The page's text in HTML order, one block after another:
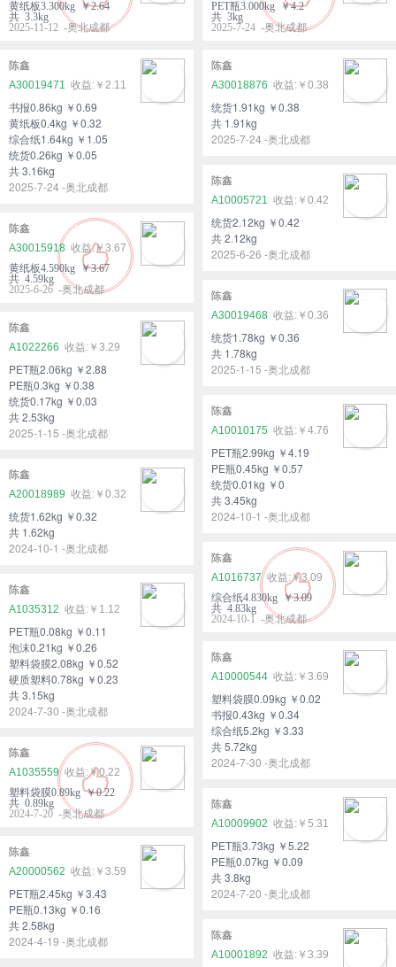
黄纸板3.300kg ￥2.64
共 3.3kg
2025-11-12 -奥北成都
PET瓶3.000kg ￥4.2
共 3kg
2025-7-24 -奥北成都
陈鑫
A30019471
￥2.11
书报0.86kg ￥0.69
黄纸板0.4kg ￥0.32
综合纸1.64kg ￥1.05
统货0.26kg ￥0.05
共 3.16kg
2025-7-24 -奥北成都
陈鑫
A30018876
￥0.38
统货1.91kg ￥0.38
共 1.91kg
2025-7-24 -奥北成都
陈鑫
A10005721
￥0.42
统货2.12kg ￥0.42
共 2.12kg
2025-6-26 -奥北成都
陈鑫
A30015918
￥3.67
黄纸板4.590kg ￥3.67
共 4.59kg
2025-6-26 -奥北成都
陈鑫
A30019468
￥0.36
统货1.78kg ￥0.36
共 1.78kg
2025-1-15 -奥北成都
陈鑫
A1022266
￥3.29
PET瓶2.06kg ￥2.88
PE瓶0.3kg ￥0.38
统货0.17kg ￥0.03
共 2.53kg
2025-1-15 -奥北成都
陈鑫
A10010175
￥4.76
PET瓶2.99kg ￥4.19
PE瓶0.45kg ￥0.57
统货0.01kg ￥0
共 3.45kg
2024-10-1 -奥北成都
陈鑫
A20018989
￥0.32
统货1.62kg ￥0.32
共 1.62kg
2024-10-1 -奥北成都
陈鑫
A1016737
￥3.09
综合纸4.830kg ￥3.09
共 4.83kg
2024-10-1 -奥北成都
陈鑫
A1035312
￥1.12
PET瓶0.08kg ￥0.11
泡沫0.21kg ￥0.26
塑料袋膜2.08kg ￥0.52
硬质塑料0.78kg ￥0.23
共 3.15kg
2024-7-30 -奥北成都
陈鑫
A10000544
￥3.69
塑料袋膜0.09kg ￥0.02
书报0.43kg ￥0.34
综合纸5.2kg ￥3.33
共 5.72kg
2024-7-30 -奥北成都
陈鑫
A1035559
￥0.22
塑料袋膜0.89kg ￥0.22
共 0.89kg
2024-7-20 -奥北成都
陈鑫
A10009902
￥5.31
PET瓶3.73kg ￥5.22
PE瓶0.07kg ￥0.09
共 3.8kg
2024-7-20 -奥北成都
陈鑫
A20000562
￥3.59
PET瓶2.45kg ￥3.43
PE瓶0.13kg ￥0.16
共 2.58kg
2024-4-19 -奥北成都
陈鑫
A10001892
￥3.39